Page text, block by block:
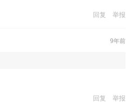
回复 举报
9年前
回复 举报